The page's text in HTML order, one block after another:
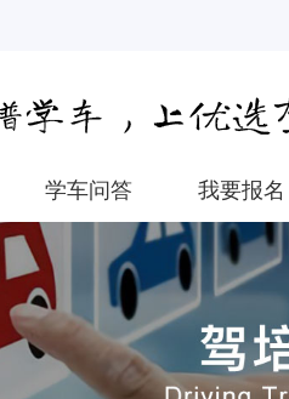
学车问答 我要报名